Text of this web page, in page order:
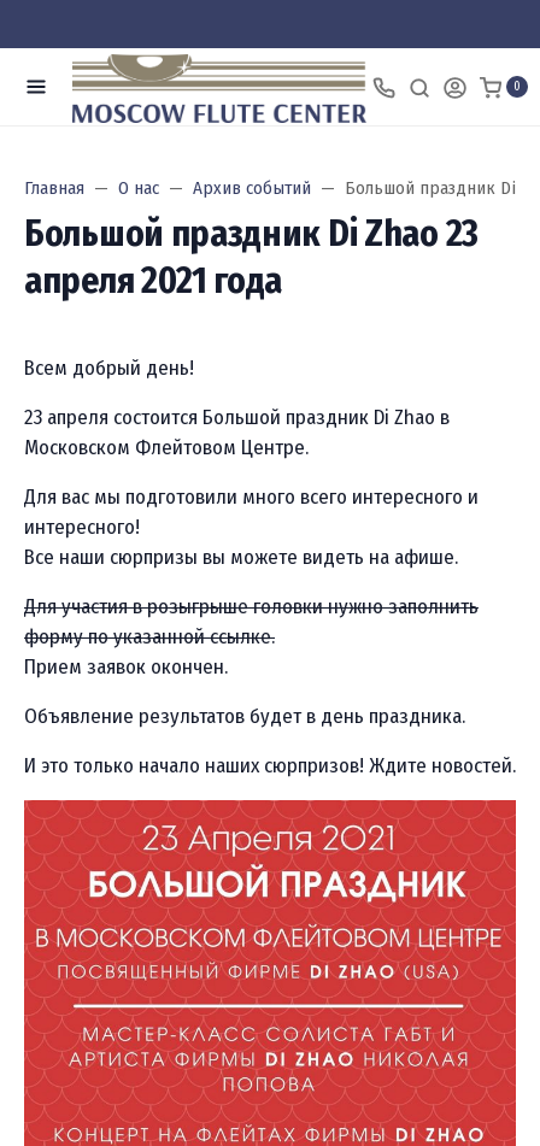
0
Главная О нас Архив событий Большой праздник Di
Большой праздник Di Zhao 23
апреля 2021 года
Всем добрый день!
23 апреля состоится Большой праздник Di Zhao в
Московском Флейтовом Центре.
Для вас мы подготовили много всего интересного и
интересного!
Все наши сюрпризы вы можете видеть на афише.
Для участия в розыгрыше головки нужно заполнить
форму по указанной ссылке.
Прием заявок окончен.
Объявление результатов будет в день праздника.
И это только начало наших сюрпризов! Ждите новостей.